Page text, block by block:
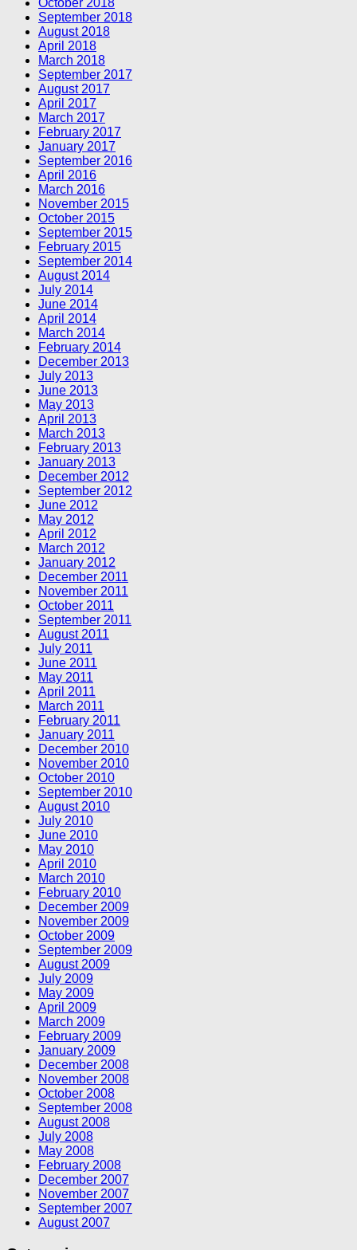
October 2018
September 2018
August 2018
April 2018
March 2018
September 2017
August 2017
April 2017
March 2017
February 2017
January 2017
September 2016
April 2016
March 2016
November 2015
October 2015
September 2015
February 2015
September 2014
August 2014
July 2014
June 2014
April 2014
March 2014
February 2014
December 2013
July 2013
June 2013
May 2013
April 2013
March 2013
February 2013
January 2013
December 2012
September 2012
June 2012
May 2012
April 2012
March 2012
January 2012
December 2011
November 2011
October 2011
September 2011
August 2011
July 2011
June 2011
May 2011
April 2011
March 2011
February 2011
January 2011
December 2010
November 2010
October 2010
September 2010
August 2010
July 2010
June 2010
May 2010
April 2010
March 2010
February 2010
December 2009
November 2009
October 2009
September 2009
August 2009
July 2009
May 2009
April 2009
March 2009
February 2009
January 2009
December 2008
November 2008
October 2008
September 2008
August 2008
July 2008
May 2008
February 2008
December 2007
November 2007
September 2007
August 2007